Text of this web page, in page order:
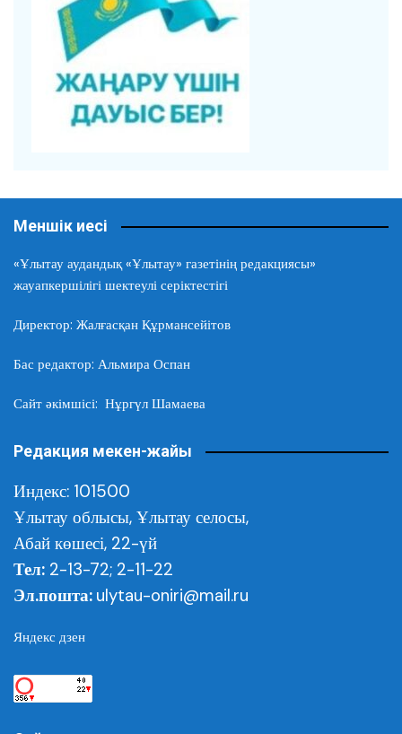
Меншік иесі
«Ұлытау аудандық «Ұлытау» газетінің редакциясы»
жауапкершілігі шектеулі серіктестігі
Директор: Жалғасқан Құрмансейітов
Бас редактор: Альмира Оспан
Сайт әкімшісі: Нұргүл Шамаева
Редакция мекен-жайы
Индекс: 101500
Ұлытау облысы, Ұлытау селосы,
Абай көшесі, 22-үй
Тел: 2-13-72; 2-11-22
Эл.пошта: ulytau-oniri@mail.ru
Яндекс дзен